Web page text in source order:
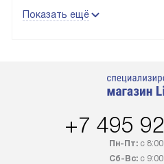
до подъезда, выезд за МКАД
в течение трех дней.
регионы осуществляется
100% предоплаты наша
Показать ещё
+7 495
Пн-Пт:с 8:00
Сб-Вс:с 9:00